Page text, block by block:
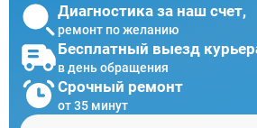
Диагностика за наш счет,
ремонт по желанию
Бесплатный выезд
в день обращения
Срочный ремонт
от 35 минут